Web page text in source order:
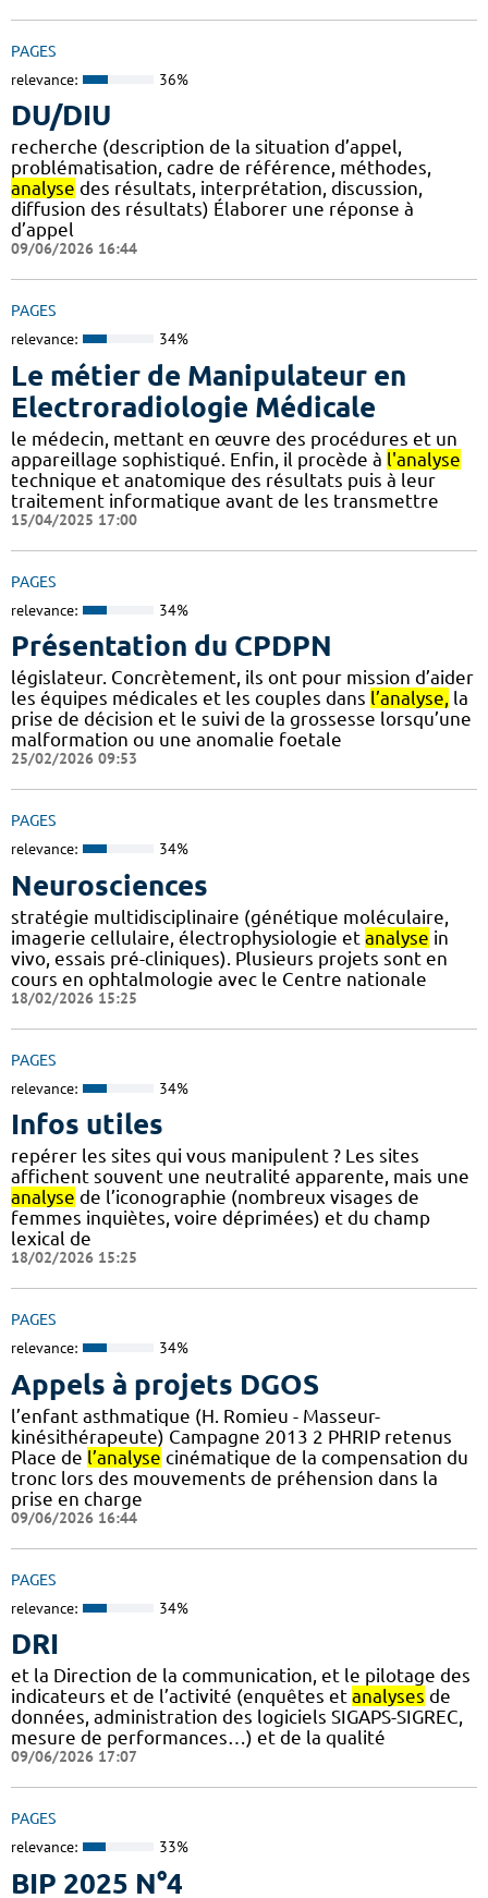
PAGES
relevance: 36%
DU/DIU
recherche (description de la situation d’appel,
problématisation, cadre de référence, méthodes,
analyse des résultats, interprétation, discussion,
diffusion des résultats) Élaborer une réponse à
d’appel
09/06/2026 16:44
PAGES
relevance: 34%
Le métier de Manipulateur en
Electroradiologie Médicale
le médecin, mettant en œuvre des procédures et un
appareillage sophistiqué. Enfin, il procède à l'analyse
technique et anatomique des résultats puis à leur
traitement informatique avant de les transmettre
15/04/2025 17:00
PAGES
relevance: 34%
Présentation du CPDPN
législateur. Concrètement, ils ont pour mission d’aider
les équipes médicales et les couples dans l’analyse, la
prise de décision et le suivi de la grossesse lorsqu’une
malformation ou une anomalie foetale
25/02/2026 09:53
PAGES
relevance: 34%
Neurosciences
stratégie multidisciplinaire (génétique moléculaire,
imagerie cellulaire, électrophysiologie et analyse in
vivo, essais pré-cliniques). Plusieurs projets sont en
cours en ophtalmologie avec le Centre nationale
18/02/2026 15:25
PAGES
relevance: 34%
Infos utiles
repérer les sites qui vous manipulent ? Les sites
affichent souvent une neutralité apparente, mais une
analyse de l’iconographie (nombreux visages de
femmes inquiètes, voire déprimées) et du champ
lexical de
18/02/2026 15:25
PAGES
relevance: 34%
Appels à projets DGOS
l’enfant asthmatique (H. Romieu - Masseur-
kinésithérapeute) Campagne 2013 2 PHRIP retenus
Place de l’analyse cinématique de la compensation du
tronc lors des mouvements de préhension dans la
prise en charge
09/06/2026 16:44
PAGES
relevance: 34%
DRI
et la Direction de la communication, et le pilotage des
indicateurs et de l’activité (enquêtes et analyses de
données, administration des logiciels SIGAPS-SIGREC,
mesure de performances…) et de la qualité
09/06/2026 17:07
PAGES
relevance: 33%
BIP 2025 N°4